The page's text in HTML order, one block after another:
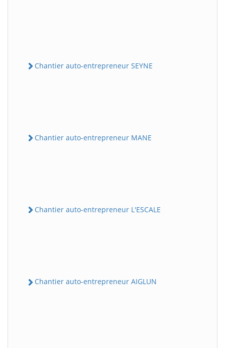
Chantier auto-entrepreneur SEYNE
Chantier auto-entrepreneur MANE
Chantier auto-entrepreneur L'ESCALE
Chantier auto-entrepreneur AIGLUN